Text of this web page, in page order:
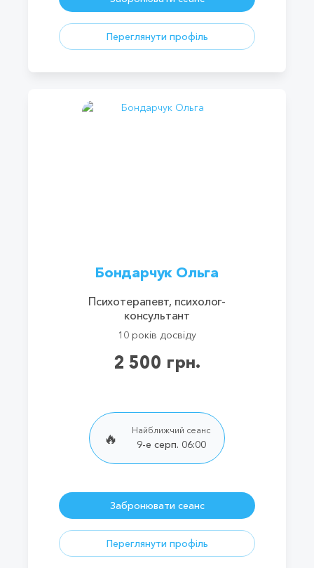
Переглянути профіль
Бондарчук Ольга
Психотерапевт, психолог-
консультант
10 років досвіду
2 500 грн.
🔥
Найближчий сеанс
9-е серп. 06:00
Забронювати сеанс
Переглянути профіль